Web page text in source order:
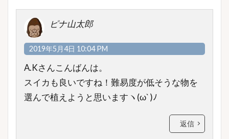
ピナ山太郎
2019年5月4日 10:04 PM
A.Kさんこんばんは。
スイカも良いですね！難易度が低そうな物を
選んで植えようと思いますヽ(ω` )ﾉ
返信